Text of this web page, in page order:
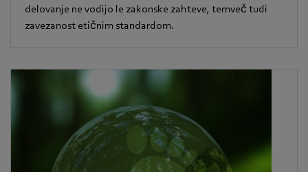
delovanje ne vodijo le zakonske zahteve, temveč tudi
zavezanost etičnim standardom.